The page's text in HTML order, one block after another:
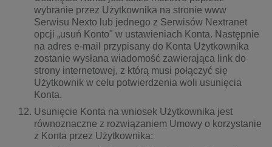
wybranie przez Użytkownika na stronie www
Serwisu Nexto lub jednego z Serwisów Nextranet
opcji „usuń Konto" w ustawieniach Konta. Następnie
na adres e-mail przypisany do Konta Użytkownika
zostanie wysłana wiadomość zawierająca link do
strony internetowej, z którą musi połączyć się
Użytkownik w celu potwierdzenia woli usunięcia
Konta.
Usunięcie Konta na wniosek Użytkownika jest
równoznaczne z rozwiązaniem Umowy o korzystanie
z Konta przez Użytkownika: